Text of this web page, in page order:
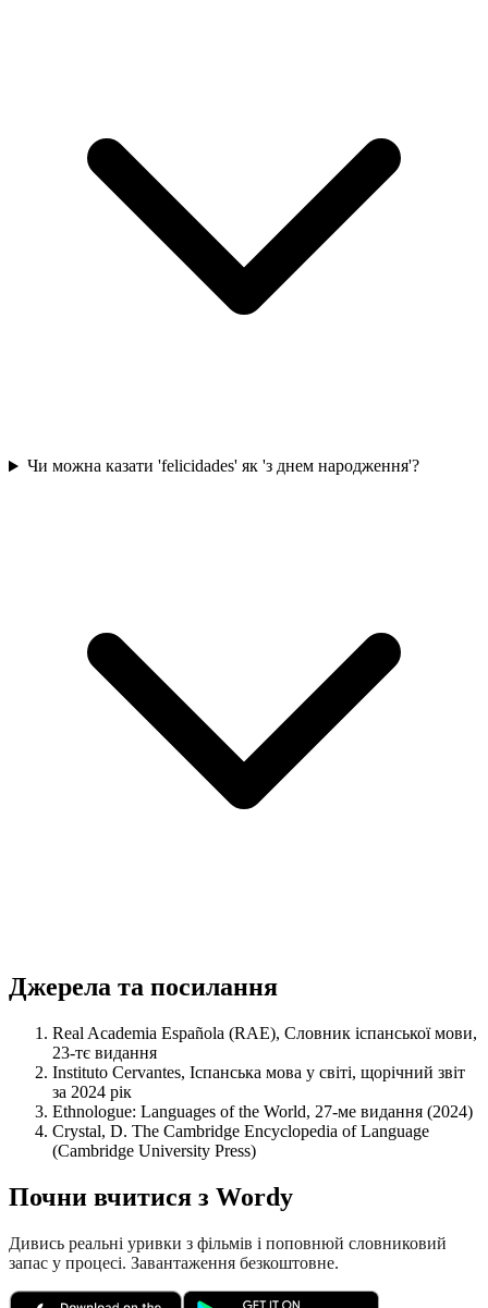
Чи можна казати 'felicidades' як 'з днем народження'?
Джерела та посилання
Real Academia Española (RAE), Словник іспанської мови,
23-тє видання
Instituto Cervantes, Іспанська мова у світі, щорічний звіт
за 2024 рік
Ethnologue: Languages of the World, 27-ме видання (2024)
Crystal, D. The Cambridge Encyclopedia of Language
(Cambridge University Press)
Почни вчитися з Wordy
Дивись реальні уривки з фільмів і поповнюй словниковий
запас у процесі. Завантаження безкоштовне.